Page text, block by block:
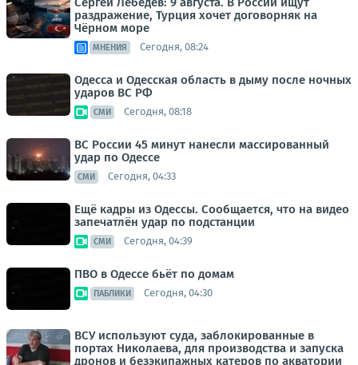
раздражение, Турция хочет договорняк на
Чёрном море
МНЕНИЯ Сегодня, 08:24
Одесса и Одесская область в дыму после ночных
ударов ВС РФ
СМИ Сегодня, 08:18
ВС России 45 минут нанесли массированный
удар по Одессе
СМИ Сегодня, 04:33
Ещё кадры из Одессы. Сообщается, что на видео
запечатлён удар по подстанции
СМИ Сегодня, 04:39
ПВО в Одессе бьёт по домам
ПАБЛИКИ Сегодня, 04:30
ВСУ используют суда, заблокированные в
портах Николаева, для производства и запуска
дронов и безэкипажных катеров по акватории